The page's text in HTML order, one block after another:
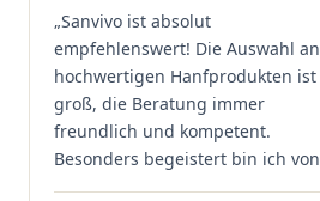
„Sanvivo ist absolut
empfehlenswert! Die Auswahl an
hochwertigen Hanfprodukten ist
groß, die Beratung immer
freundlich und kompetent.
Besonders begeistert bin ich von
der schnellen Rezeptannahme –